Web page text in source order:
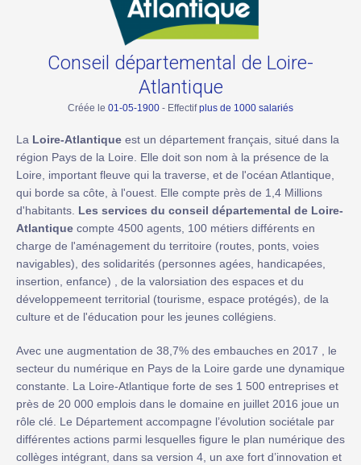
Conseil départemental de Loire-
Atlantique
Créée le 01-05-1900 - Effectifplus de 1000 salariés
La Loire-Atlantique est un département français, situé dans la
région Pays de la Loire. Elle doit son nom à la présence de la
Loire, important fleuve qui la traverse, et de l'océan Atlantique,
qui borde sa côte, à l'ouest. Elle compte près de 1,4 Millions
d'habitants. Les services du conseil départemental de Loire-
Atlantique compte 4500 agents, 100 métiers différents en
charge de l'aménagement du territoire (routes, ponts, voies
navigables), des solidarités (personnes agées, handicapées,
insertion, enfance) , de la valorsiation des espaces et du
développemeent territorial (tourisme, espace protégés), de la
culture et de l'éducation pour les jeunes collégiens.
Avec une augmentation de 38,7% des embauches en 2017 , le
secteur du numérique en Pays de la Loire garde une dynamique
constante. La Loire-Atlantique forte de ses 1 500 entreprises et
près de 20 000 emplois dans le domaine en juillet 2016 joue un
rôle clé. Le Département accompagne l’évolution sociétale par
différentes actions parmi lesquelles figure le plan numérique des
collèges intégrant, dans sa version 4, un axe fort d’innovation et